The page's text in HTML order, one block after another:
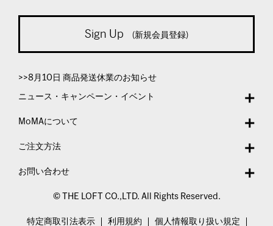
Sign Up (新規会員登録)
>>8月10日 商品発送休業のお知らせ
ニュース・キャンペーン・イベント
MoMAについて
ご注文方法
お問い合わせ
© THE LOFT CO.,LTD. All Rights Reserved.
特定商取引法表示 利用規約 個人情報取り扱い規定